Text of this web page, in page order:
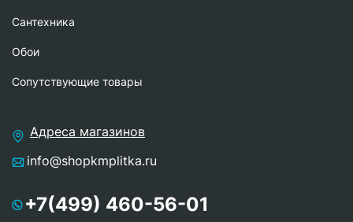
Сантехника
Обои
Сопутствующие товары
Адреса магазинов
info@shopkmplitka.ru
+7(499) 460-56-01